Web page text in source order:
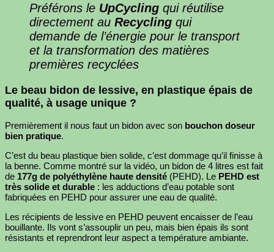
Préférons le UpCycling qui réutilise
directement au Recycling qui
demande de l’énergie pour le transport
et la transformation des matières
premières recyclées
Le beau bidon de lessive, en plastique épais de
qualité, à usage unique ?
Premièrement il nous faut un bidon avec son bouchon doseur
bien pratique.
C’est du beau plastique bien solide, c’est dommage qu’il finisse à
la benne. Comme montré sur la vidéo, un bidon de 4 litres est fait
de 177g de polyéthylène haute densité (PEHD). Le PEHD est
très solide et durable : les adductions d’eau potable sont
fabriquées en PEHD pour assurer une eau de qualité.
Les récipients de lessive en PEHD peuvent encaisser de l’eau
bouillante. Ils vont s’assouplir un peu, mais bien épais ils sont
résistants et reprendront leur aspect a température ambiante.